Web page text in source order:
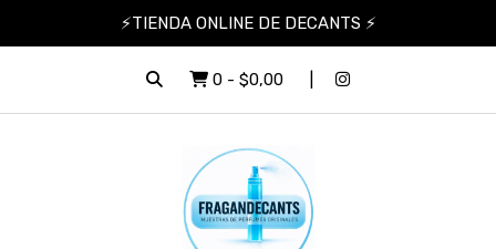
⚡TIENDA ONLINE DE DECANTS ⚡
0 - $0,00